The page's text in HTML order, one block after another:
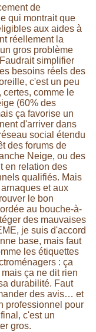
de
qui montrait que
aux aides à
réellement la
gros problème
simplifier
besoins réels des
c'est un peu
certes, comme le
(60% des
ça favorise un
d'arriver dans
social étendu
des forums de
Neige, ou des
en relation des
qualifiés. Mais
et aux
le bon
au bouche-à-
des mauvaises
je suis d'accord
base, mais faut
les étiquettes
: ça
ça ne dit rien
durabilité. Faut
des avis… et
professionnel pour
c'est un
gros.